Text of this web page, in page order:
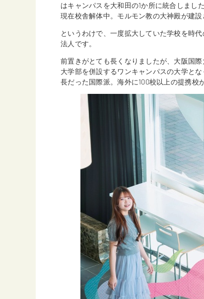
はキャンパスを大和田の1か所に統合しまし
現在校舎解体中。モルモン教の大神殿が建設
というわけで、一度拡大していた学校を時
法人です。
前置きがとても長くなりましたが、大阪国
大学部を併設するワンキャンパスの大学と
長だった国際派。海外に100校以上の提携校